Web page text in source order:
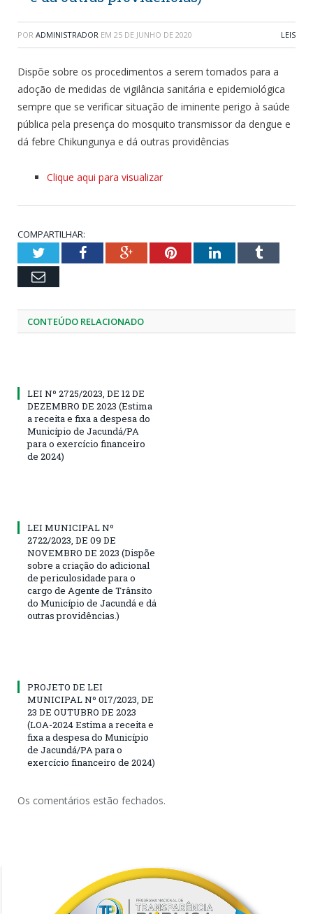
POR ADMINISTRADOR EM 25 DE JUNHO DE 2020 LEIS
Dispõe sobre os procedimentos a serem tomados para a
adoção de medidas de vigilância sanitária e epidemiológica
sempre que se verificar situação de iminente perigo à saúde
pública pela presença do mosquito transmissor da dengue e
dá febre Chikungunya e dá outras providências
Clique aqui para visualizar
COMPARTILHAR:
TwitterFacebookGoogle+PinterestLinkedInTumblr
Email
CONTEÚDO RELACIONADO
LEI Nº 2725/2023, DE 12 DE
DEZEMBRO DE 2023 (Estima
a receita e fixa a despesa do
Município de Jacundá/PA
para o exercício financeiro
de 2024)
LEI MUNICIPAL Nº
2722/2023, DE 09 DE
NOVEMBRO DE 2023 (Dispõe
sobre a criação do adicional
de periculosidade para o
cargo de Agente de Trânsito
do Município de Jacundá e dá
outras providências.)
PROJETO DE LEI
MUNICIPAL Nº 017/2023, DE
23 DE OUTUBRO DE 2023
(LOA-2024 Estima a receita e
fixa a despesa do Município
de Jacundá/PA para o
exercício financeiro de 2024)
Os comentários estão fechados.